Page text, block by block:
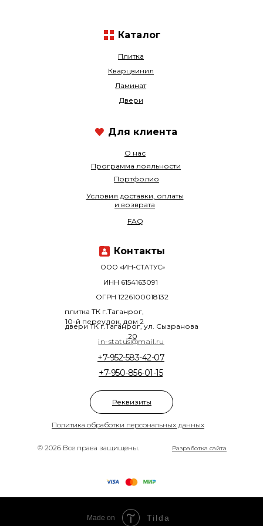
© 2026 Все права защищены.
Политика обработки персональных данных
Плитка
Кварцвинил
+7-950-856-01-15
+7-952-583-42-07
О нас
Ламинат
Программа лояльности
Двери
Портфолио
ООО «ИН-СТАТУС»
плитка ТК г.Таганрог,
10-й переулок, дом 2
двери ТК г.Таганрог, ул. Сызранова
,20
ОГРН 1226100018132
ИНН 6154163091
Разработка сайта
Условия доставки, оплаты
и возврата
FAQ
Каталог
in-status@mail.ru
Контакты
Для клиента
Реквизиты
Made on Tilda